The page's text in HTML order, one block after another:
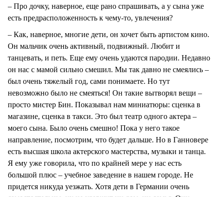
– Про дочку, наверное, еще рано спрашивать, а у сына уже
есть предрасположенность к чему-то, увлечения?
– Как, наверное, многие дети, он хочет быть артистом кино.
Он мальчик очень активный, подвижный. Любит и
танцевать, и петь. Еще ему очень удаются пародии. Недавно
он нас с мамой сильно смешил. Мы так давно не смеялись –
был очень тяжелый год, сами понимаете. Но тут
невозможно было не смеяться! Он такие вытворял вещи –
просто мистер Бин. Показывал нам миниатюры: сценка в
магазине, сценка в такси. Это был театр одного актера –
моего сына. Было очень смешно! Пока у него такое
направление, посмотрим, что будет дальше. Но в Ганновере
есть высшая школа актерского мастерства, музыки и танца.
Я ему уже говорила, что по крайней мере у нас есть
большой плюс – учебное заведение в нашем городе. Не
придется никуда уезжать. Хотя дети в Германии очень